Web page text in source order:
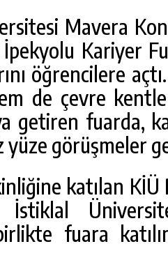
Mavera
Kariyer
öğrencilere
de çevre
getiren fuarda,
yüze görüşmeler
katılan
fuara